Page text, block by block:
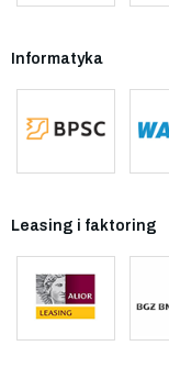
Informatyka
Leasing i faktoring